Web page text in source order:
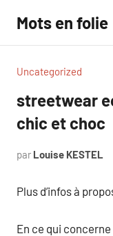
contenu
Mots en folie
Uncategorized
streetwear
chic et choc
par Louise KESTEL
Plus d’infos à
En ce qui